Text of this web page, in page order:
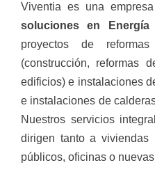
Viventia es una
soluciones en
proyectos de
(construcción, reformas
edificios) e instalaciones
e instalaciones de
Nuestros servicios
dirigen tanto a viviendas
públicos, oficinas o